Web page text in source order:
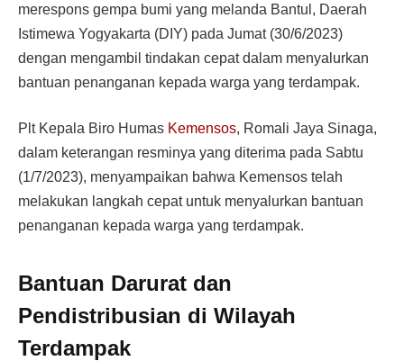
merespons gempa bumi yang melanda Bantul, Daerah
Istimewa Yogyakarta (DIY) pada Jumat (30/6/2023)
dengan mengambil tindakan cepat dalam menyalurkan
bantuan penanganan kepada warga yang terdampak.
Plt Kepala Biro Humas Kemensos, Romali Jaya Sinaga,
dalam keterangan resminya yang diterima pada Sabtu
(1/7/2023), menyampaikan bahwa Kemensos telah
melakukan langkah cepat untuk menyalurkan bantuan
penanganan kepada warga yang terdampak.
Bantuan Darurat dan
Pendistribusian di Wilayah
Terdampak